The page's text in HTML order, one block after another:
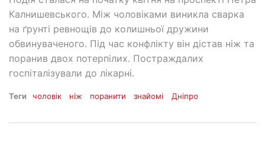
Калнишевського. Між чоловіками виникла сварка
на ґрунті ревнощів до колишньої дружини
обвинуваченого. Під час конфлікту він дістав ніж та
поранив двох потерпілих. Постраждалих
госпіталізували до лікарні.
Теги чоловік ніж поранити знайомі Дніпро